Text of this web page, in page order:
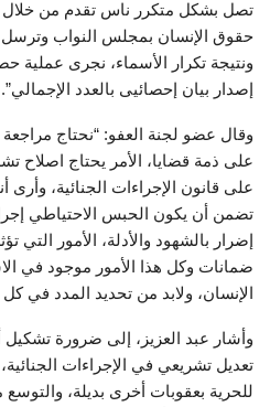
تصل بشكل متكرر ناس تقدم من
حقوق الإنسان بمجلس النواب وترسل
ونتيجة تكرار الأسماء، نجرى عملية
إصدار بيان إحصائيى بالعدد الإجمالي”.
وقال عضو لجنة العفو: “نحتاج
على ذمة قضايا، الأمر يحتاج اصلاح
على قانون الإجراءات الجنائية، وأرى
تضمن أن يكون الحبس الاحتياطي
إضرار بالشهود والأدلة، الأمور التي
ضمانات وكل هذا الأمور موجود في
الإنسان، ولابد من تحديد المدد في كل
وأشار عبد العزيز، إلى ضرورة تشكيل
تعديل تشريعي في الإجراءات
للحرية بعقوبات أخرى بديلة،